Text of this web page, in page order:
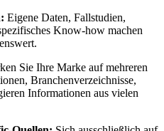
Eigene Daten, Fallstudien,
Know-how machen
Sie Ihre Marke auf mehreren
Branchenverzeichnisse,
Informationen aus vielen